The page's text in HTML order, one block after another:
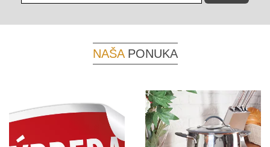
NAŠA PONUKA